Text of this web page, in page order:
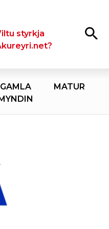
styrkja
GAMLA
MATUR